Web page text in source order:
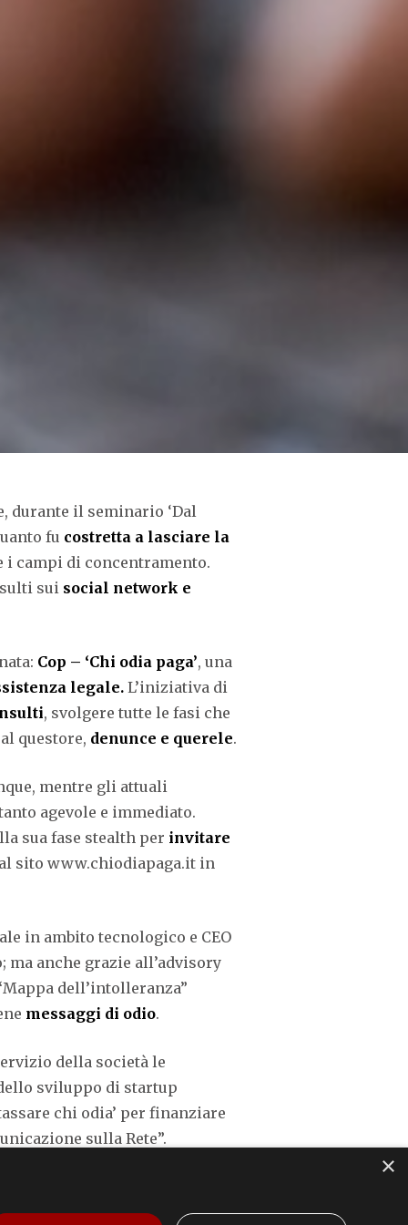
durante il seminario ‘Dal
fu costretta a lasciare la
i campi di concentramento.
sui social network e
Cop – ‘Chi odia paga’, una
legale. L’iniziativa di
, svolgere tutte le fasi che
questore, denunce e querele.
mentre gli attuali
agevole e immediato.
sua fase stealth per invitare
sito www.chiodiapaga.it in
in ambito tecnologico e CEO
anche grazie all’advisory
dell’intolleranza”
messaggi di odio.
della società le
sviluppo di startup
chi odia’ per finanziare
sulla Rete”.
in questo ambito”. Nel
×